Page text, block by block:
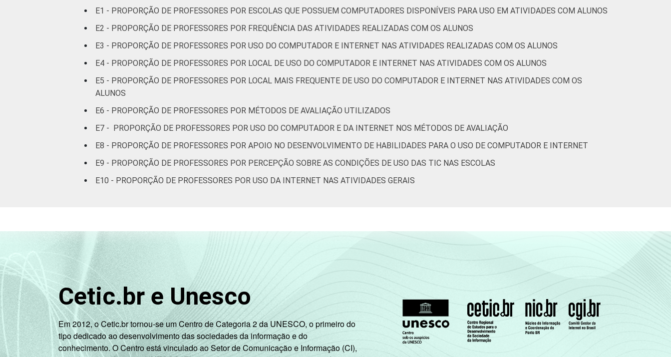
Centro-
44 36 7 9 2
Nordeste 33 49 7 4 3 1
Sul 51 27 13
ADMINISTRATIVA
Municipal
57 29 7 5 1 1 0
Estadual
56 30 8 4
SÉRIE
Fundamental
59
8ª série / 9º
ano do
47 37 10
E1 - PROPORÇÃO DE PROFESSORES POR ESCOLAS QUE POSSUEM COMPUTADORES DISPONÍVEIS PARA USO EM ATIVIDADES COM ALUNOS
E2 - PROPORÇÃO DE PROFESSORES POR FREQUÊNCIA DAS ATIVIDADES REALIZADAS COM OS ALUNOS
E3 - PROPORÇÃO DE PROFESSORES POR USO DO COMPUTADOR E INTERNET NAS ATIVIDADES REALIZADAS COM OS ALUNOS
E4 - PROPORÇÃO DE PROFESSORES POR LOCAL DE USO DO COMPUTADOR E INTERNET NAS ATIVIDADES COM OS ALUNOS
E5 - PROPORÇÃO DE PROFESSORES POR LOCAL MAIS FREQUENTE DE USO DO COMPUTADOR E INTERNET NAS ATIVIDADES COM OS
ALUNOS
E6 - PROPORÇÃO DE PROFESSORES POR MÉTODOS DE AVALIAÇÃO UTILIZADOS
E7 - PROPORÇÃO DE PROFESSORES POR USO DO COMPUTADOR E DA INTERNET NOS MÉTODOS DE AVALIAÇÃO
E8 - PROPORÇÃO DE PROFESSORES POR APOIO NO DESENVOLVIMENTO DE HABILIDADES PARA O USO DE COMPUTADOR E INTERNET
E9 - PROPORÇÃO DE PROFESSORES POR PERCEPÇÃO SOBRE AS CONDIÇÕES DE USO DAS TIC NAS ESCOLAS
E10 - PROPORÇÃO DE PROFESSORES POR USO DA INTERNET NAS ATIVIDADES GERAIS
Cetic.br e Unesco
Em 2012, o Cetic.br tornou-se um Centro de Categoria 2 da UNESCO, o primeiro do
tipo dedicado ao desenvolvimento das sociedades da informação e do
conhecimento. O Centro está vinculado ao Setor de Comunicação e Informação (CI),